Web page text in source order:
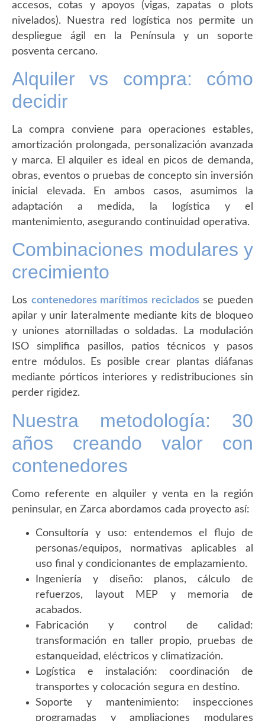
accesos, cotas y apoyos (vigas, zapatas o plots
nivelados). Nuestra red logística nos permite un
despliegue ágil en la Península y un soporte
posventa cercano.
Alquiler vs compra: cómo
decidir
La compra conviene para operaciones estables,
amortización prolongada, personalización avanzada
y marca. El alquiler es ideal en picos de demanda,
obras, eventos o pruebas de concepto sin inversión
inicial elevada. En ambos casos, asumimos la
adaptación a medida, la logística y el
mantenimiento, asegurando continuidad operativa.
Combinaciones modulares y
crecimiento
Los contenedores marítimos recicladosse pueden
apilar y unir lateralmente mediante kits de bloqueo
y uniones atornilladas o soldadas. La modulación
ISO simplifica pasillos, patios técnicos y pasos
entre módulos. Es posible crear plantas diáfanas
mediante pórticos interiores y redistribuciones sin
perder rigidez.
Nuestra metodología: 30
años creando valor con
contenedores
Como referente en alquiler y venta en la región
peninsular, en Zarca abordamos cada proyecto así:
Consultoría y uso: entendemos el flujo de
personas/equipos, normativas aplicables al
uso final y condicionantes de emplazamiento.
Ingeniería y diseño: planos, cálculo de
refuerzos, layout MEP y memoria de
acabados.
Fabricación y control de calidad:
transformación en taller propio, pruebas de
estanqueidad, eléctricos y climatización.
Logística e instalación: coordinación de
transportes y colocación segura en destino.
Soporte y mantenimiento: inspecciones
programadas y ampliaciones modulares